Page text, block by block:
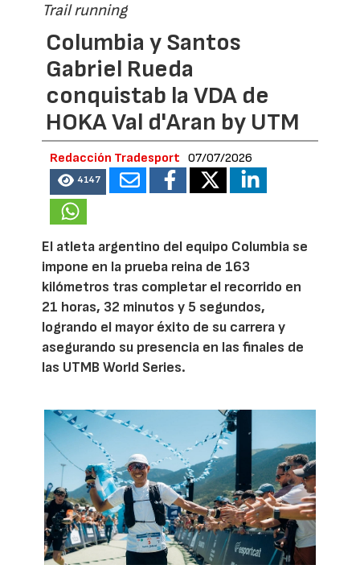
Trail running
Columbia y Santos
Gabriel Rueda
conquistab la VDA de
HOKA Val d'Aran by UTM
Redacción Tradesport 07/07/2026
4147
El atleta argentino del equipo Columbia se
impone en la prueba reina de 163
kilómetros tras completar el recorrido en
21 horas, 32 minutos y 5 segundos,
logrando el mayor éxito de su carrera y
asegurando su presencia en las finales de
las UTMB World Series.